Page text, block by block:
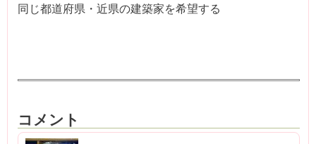
同じ都道府県・近県の建築家を希望する
コメント